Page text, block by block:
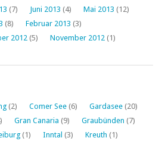
(7) Juni 2013 (4) Mai 2013 (12)
(8) Februar 2013 (3)
2012 (5) November 2012 (1)
(2) Comer See (6) Gardasee (20)
Gran Canaria (9) Graubünden (7)
(1) Inntal (3) Kreuth (1)